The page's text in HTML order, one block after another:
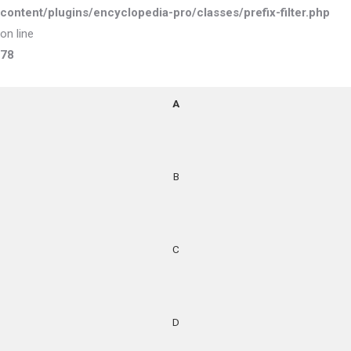
content/plugins/encyclopedia-pro/classes/prefix-filter.php
on line
78
A
B
C
D